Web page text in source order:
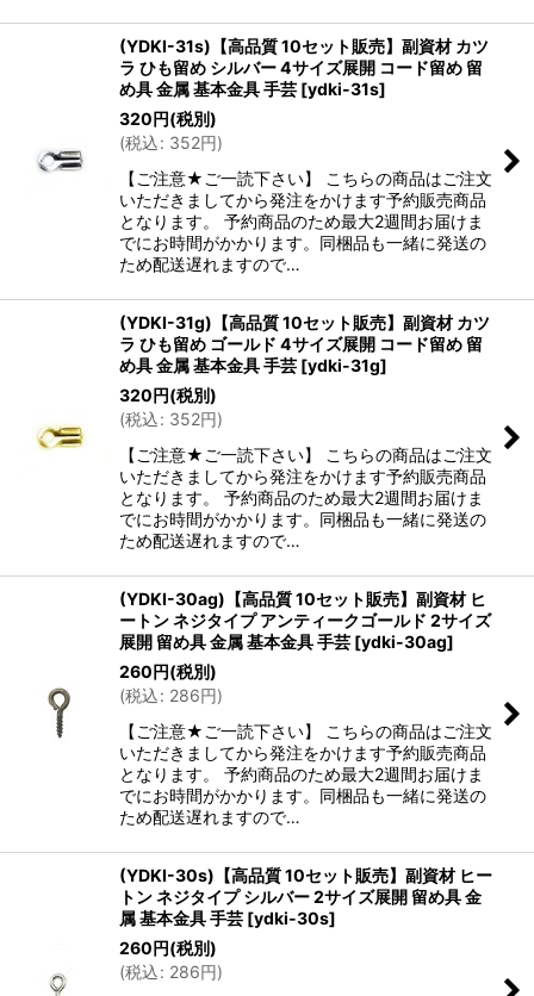
(YDKI-31s)【高品質 10セット販売】副資材 カツ
ラ ひも留め シルバー 4サイズ展開 コード留め 留
め具 金属 基本金具 手芸 [ydki-31s]
320円(税別)
(税込: 352円)
【ご注意★ご一読下さい】 こちらの商品はご注文
いただきましてから発注をかけます予約販売商品
となります。 予約商品のため最大2週間お届けま
でにお時間がかかります。同梱品も一緒に発送の
ため配送遅れますので…
(YDKI-31g)【高品質 10セット販売】副資材 カツ
ラ ひも留め ゴールド 4サイズ展開 コード留め 留
め具 金属 基本金具 手芸 [ydki-31g]
320円(税別)
(税込: 352円)
【ご注意★ご一読下さい】 こちらの商品はご注文
いただきましてから発注をかけます予約販売商品
となります。 予約商品のため最大2週間お届けま
でにお時間がかかります。同梱品も一緒に発送の
ため配送遅れますので…
(YDKI-30ag)【高品質 10セット販売】副資材 ヒ
ートン ネジタイプ アンティークゴールド 2サイズ
展開 留め具 金属 基本金具 手芸 [ydki-30ag]
260円(税別)
(税込: 286円)
【ご注意★ご一読下さい】 こちらの商品はご注文
いただきましてから発注をかけます予約販売商品
となります。 予約商品のため最大2週間お届けま
でにお時間がかかります。同梱品も一緒に発送の
ため配送遅れますので…
(YDKI-30s)【高品質 10セット販売】副資材 ヒー
トン ネジタイプ シルバー 2サイズ展開 留め具 金
属 基本金具 手芸 [ydki-30s]
260円(税別)
(税込: 286円)